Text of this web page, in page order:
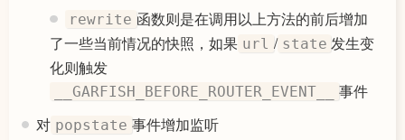
53
54
            }),
          );
        }
// window.dispatchEvent(e);
return res;
      };
    };
rewrite 函数则是在调用以上方法的前后增加
了一些当前情况的快照，如果 url / state 发生变
化则触发
__GARFISH_BEFORE_ROUTER_EVENT__
事件
对 popstate 事件增加监听